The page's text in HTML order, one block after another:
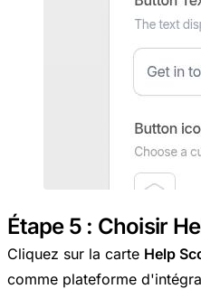
Étape 5 : Choisir
Cliquez sur la carte Help
comme plateforme